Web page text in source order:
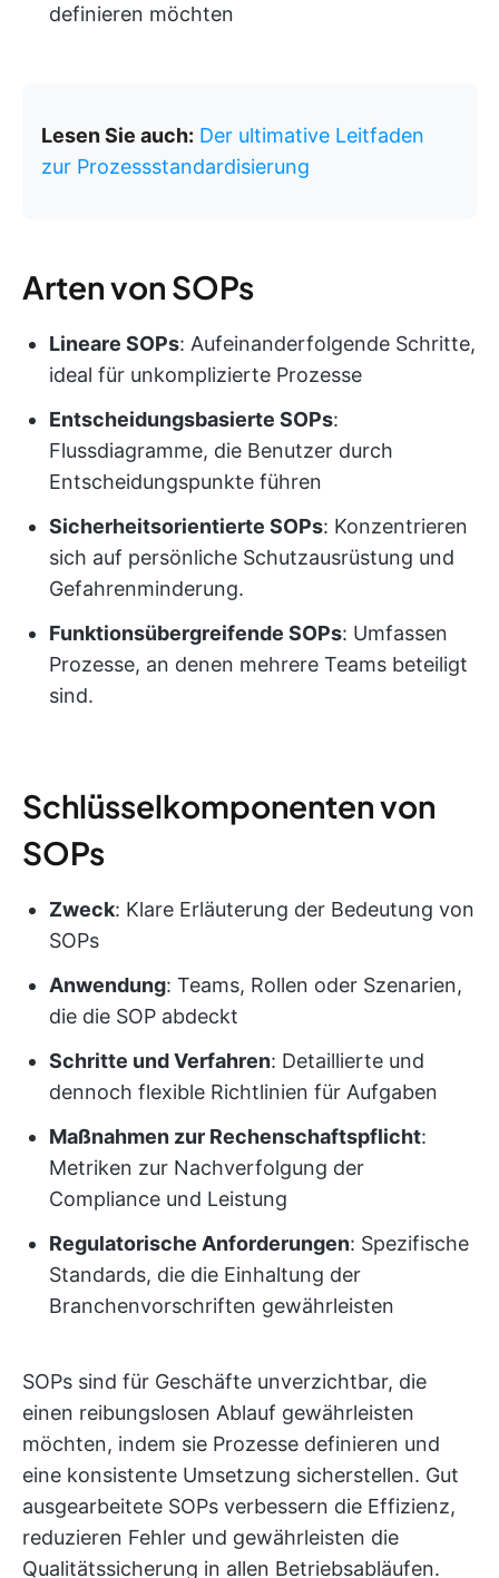
definieren möchten
Lesen Sie auch: Der ultimative Leitfaden
zur Prozessstandardisierung
Arten von SOPs
Lineare SOPs: Aufeinanderfolgende Schritte,
ideal für unkomplizierte Prozesse
Entscheidungsbasierte SOPs:
Flussdiagramme, die Benutzer durch
Entscheidungspunkte führen
Sicherheitsorientierte SOPs: Konzentrieren
sich auf persönliche Schutzausrüstung und
Gefahrenminderung.
Funktionsübergreifende SOPs: Umfassen
Prozesse, an denen mehrere Teams beteiligt
sind.
Schlüsselkomponenten von
SOPs
Zweck: Klare Erläuterung der Bedeutung von
SOPs
Anwendung: Teams, Rollen oder Szenarien,
die die SOP abdeckt
Schritte und Verfahren: Detaillierte und
dennoch flexible Richtlinien für Aufgaben
Maßnahmen zur Rechenschaftspflicht:
Metriken zur Nachverfolgung der
Compliance und Leistung
Regulatorische Anforderungen: Spezifische
Standards, die die Einhaltung der
Branchenvorschriften gewährleisten
SOPs sind für Geschäfte unverzichtbar, die
einen reibungslosen Ablauf gewährleisten
möchten, indem sie Prozesse definieren und
eine konsistente Umsetzung sicherstellen. Gut
ausgearbeitete SOPs verbessern die Effizienz,
reduzieren Fehler und gewährleisten die
Qualitätssicherung in allen Betriebsabläufen.